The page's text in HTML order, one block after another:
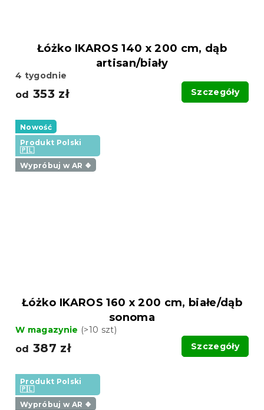
Łóżko IKAROS 140 x 200 cm, dąb
artisan/biały
4 tygodnie
od 353 zł Szczegóły
Nowość
Produkt Polski
🇵🇱
Wypróbuj w AR ❖
Łóżko IKAROS 160 x 200 cm, białe/dąb
sonoma
W magazynie (>10 szt)
od 387 zł Szczegóły
Produkt Polski
🇵🇱
Wypróbuj w AR ❖